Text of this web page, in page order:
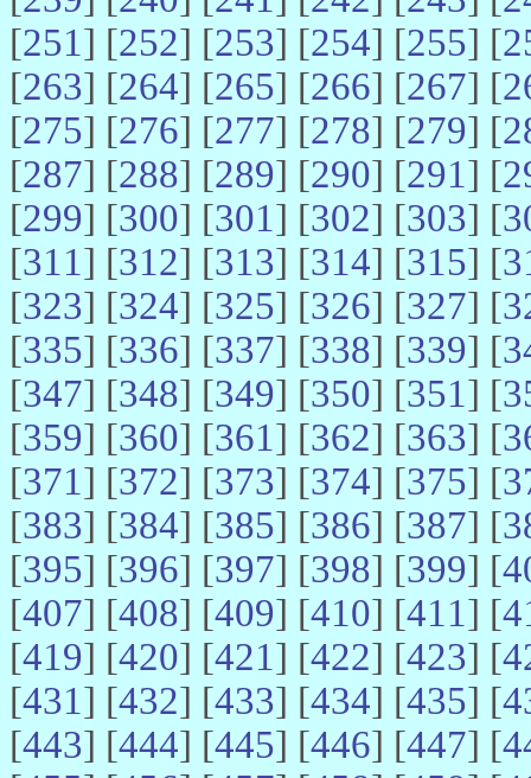
[251] [252] [253] [254] [255] [
[263] [264] [265] [266] [267] [
[275] [276] [277] [278] [279] [
[287] [288] [289] [290] [291] [
[299] [300] [301] [302] [303] [
[311] [312] [313] [314] [315] [
[323] [324] [325] [326] [327] [
[335] [336] [337] [338] [339] [
[347] [348] [349] [350] [351] [
[359] [360] [361] [362] [363] [
[371] [372] [373] [374] [375] [
[383] [384] [385] [386] [387] [
[395] [396] [397] [398] [399] [
[407] [408] [409] [410] [411] [
[419] [420] [421] [422] [423] [
[431] [432] [433] [434] [435] [
[443] [444] [445] [446] [447] [